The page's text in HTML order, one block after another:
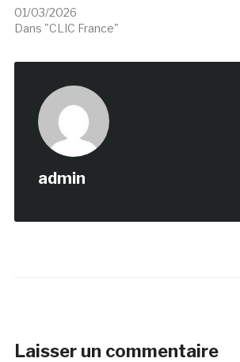
01/03/2026
Dans "CLIC France"
admin
Laisser un commentaire